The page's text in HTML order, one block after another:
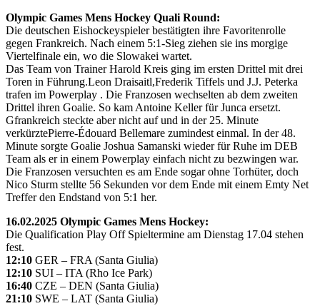
Olympic Games Mens Hockey Quali Round:
Die deutschen Eishockeyspieler bestätigten ihre Favoritenrolle
gegen Frankreich. Nach einem 5:1-Sieg ziehen sie ins morgige
Viertelfinale ein, wo die Slowakei wartet.
Das Team von Trainer Harold Kreis ging im ersten Drittel mit drei
Toren in Führung.Leon Draisaitl,Frederik Tiffels und J.J. Peterka
trafen im Powerplay . Die Franzosen wechselten ab dem zweiten
Drittel ihren Goalie. So kam Antoine Keller für Junca ersetzt.
Gfrankreich steckte aber nicht auf und in der 25. Minute
verkürztePierre-Édouard Bellemare zumindest einmal. In der 48.
Minute sorgte Goalie Joshua Samanski wieder für Ruhe im DEB
Team als er in einem Powerplay einfach nicht zu bezwingen war.
Die Franzosen versuchten es am Ende sogar ohne Torhüter, doch
Nico Sturm stellte 56 Sekunden vor dem Ende mit einem Emty Net
Treffer den Endstand von 5:1 her.
16.02.2025 Olympic Games Mens Hockey:
Die Qualification Play Off Spieltermine am Dienstag 17.04 stehen
fest.
12:10 GER – FRA (Santa Giulia)
12:10 SUI – ITA (Rho Ice Park)
16:40 CZE – DEN (Santa Giulia)
21:10 SWE – LAT (Santa Giulia)